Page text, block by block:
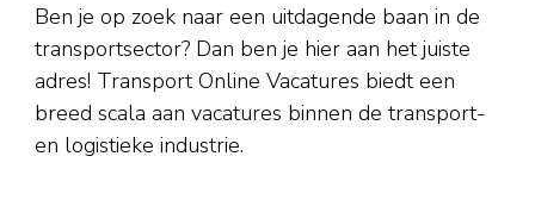
Ben je op zoek naar een uitdagende baan in de
transportsector? Dan ben je hier aan het juiste
adres! Transport Online Vacatures biedt een
breed scala aan vacatures binnen de transport-
en logistieke industrie.